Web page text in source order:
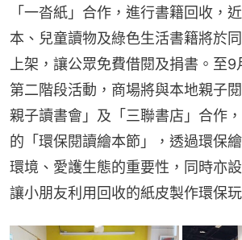
「一沓紙」合作，進行書籍回收，
本、兒童讀物及綠色生活書籍將於
上架，讓公眾免費借閱及捐書。至
第二階段活動，商場將與本地親子
親子讀書會」及「三聯書店」合作
的「環保閱讀繪本節」，透過環保
環境、愛護生態的重要性，同時亦
讓小朋友利用回收的紙皮製作環保玩